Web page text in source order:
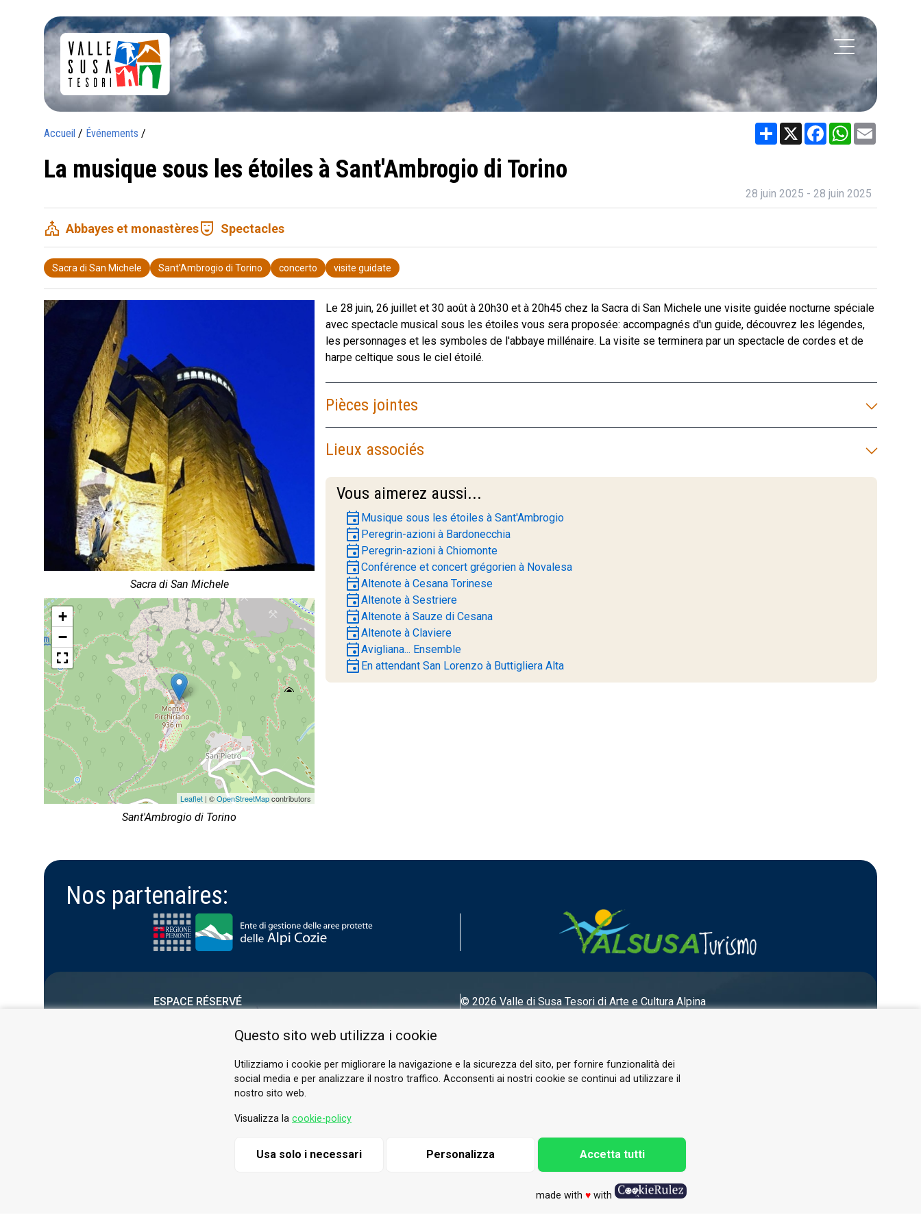
Accueil / Événements / Share X FacebookWhatsApp
La musique sous les étoiles à Sant'Ambrogio di Torino
28 juin 2025 - 28 juin 2025
church Abbayes et monastèrescomedy_mask Spectacles
Sacra di San Michele Sant'Ambrogio di Torino concerto visite guidate
Sacra di San Michele
+
−
Leaflet| ©OpenStreetMapcontributors
Sant'Ambrogio di Torino
Le 28 juin, 26 juillet et 30 août à 20h30 et à 20h45 chez la Sacra di San Michele une visite guidée nocturne spéciale
avec spectacle musical sous les étoiles vous sera proposée: accompagnés d'un guide, découvrez les légendes,
les personnages et les symboles de l'abbaye millénaire. La visite se terminera par un spectacle de cordes et de
harpe celtique sous le ciel étoilé.
Pièces jointes
Lieux associés
Vous aimerez aussi...
event Musique sous les étoiles à Sant'Ambrogio
event Peregrin-azioni à Bardonecchia
event Peregrin-azioni à Chiomonte
eventConférence et concert grégorien à Novalesa
eventAltenote à Cesana Torinese
eventAltenote à Sestriere
eventAltenote à Sauze di Cesana
eventAltenote à Claviere
eventAvigliana... Ensemble
event En attendant San Lorenzo à Buttigliera Alta
Nos partenaires:
ESPACE RÉSERVÉ
© 2026 Valle di SusaTesori di Arte e Cultura Alpina
Questo sito web utilizza i cookie
Utilizziamo i cookie per migliorare la navigazione e la sicurezza del sito, per fornire funzionalità dei
social media e per analizzare il nostro traffico. Acconsenti ai nostri cookie se continui ad utilizzare il
nostro sito web.
Visualizza la cookie-policy
Usa solo i necessari Personalizza Accetta tutti
made with ♥with